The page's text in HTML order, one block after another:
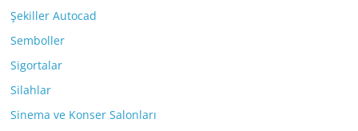
Şekiller Autocad
Semboller
Sigortalar
Silahlar
Sinema ve Konser Salonları